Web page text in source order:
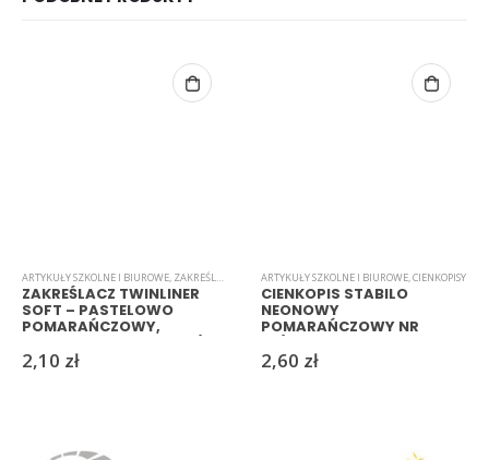
ARTYKUŁY SZKOLNE I BIUROWE, ZAKREŚLACZE
ZAKREŚLACZ TWINLINER
SOFT – PASTELOWO
POMARAŃCZOWY,
MM
2,10 zł
ARTYKUŁY SZKOLNE I BIUROWE,CIENKOPISY
CIENKOPIS STABILO
NEONOWY
POMARAŃCZOWY NR
2,60 zł